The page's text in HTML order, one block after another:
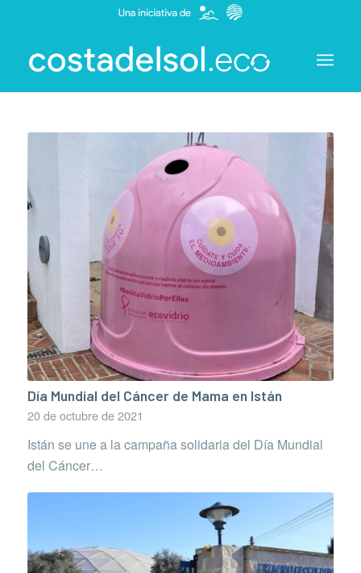
Día Mundial del Cáncer de Mama en Istán
20 de octubre de 2021
Istán se une a la campaña solidaria del Día Mundial
del Cáncer…